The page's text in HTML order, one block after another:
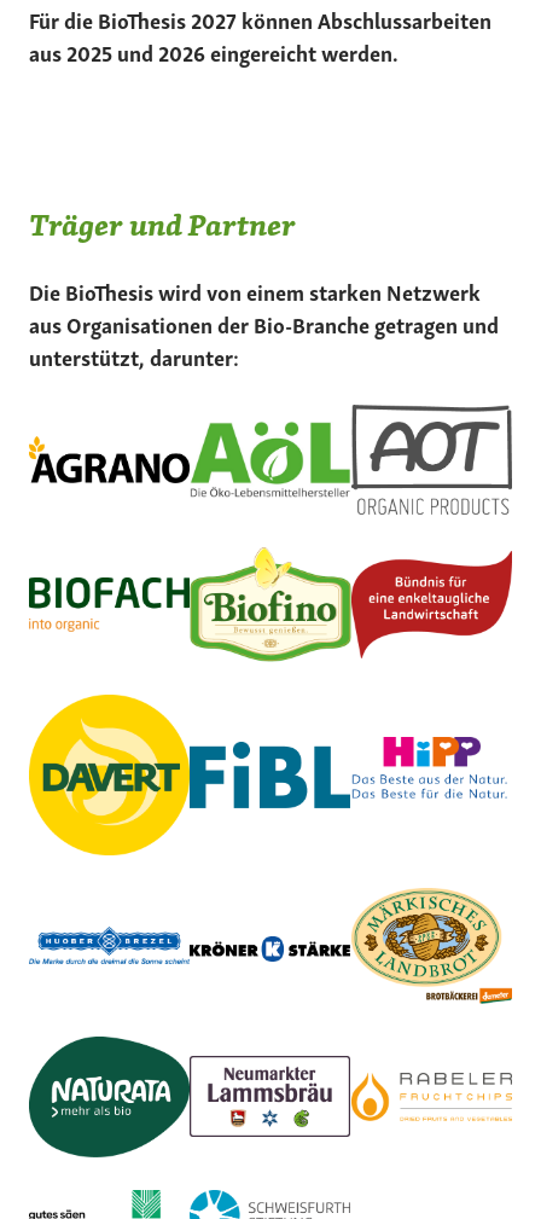
Für die BioThesis 2027 können Abschlussarbeiten
aus 2025 und 2026 eingereicht werden.
Träger und Partner
Die BioThesis wird von einem starken Netzwerk
aus Organisationen der Bio-Branche getragen und
unterstützt, darunter: